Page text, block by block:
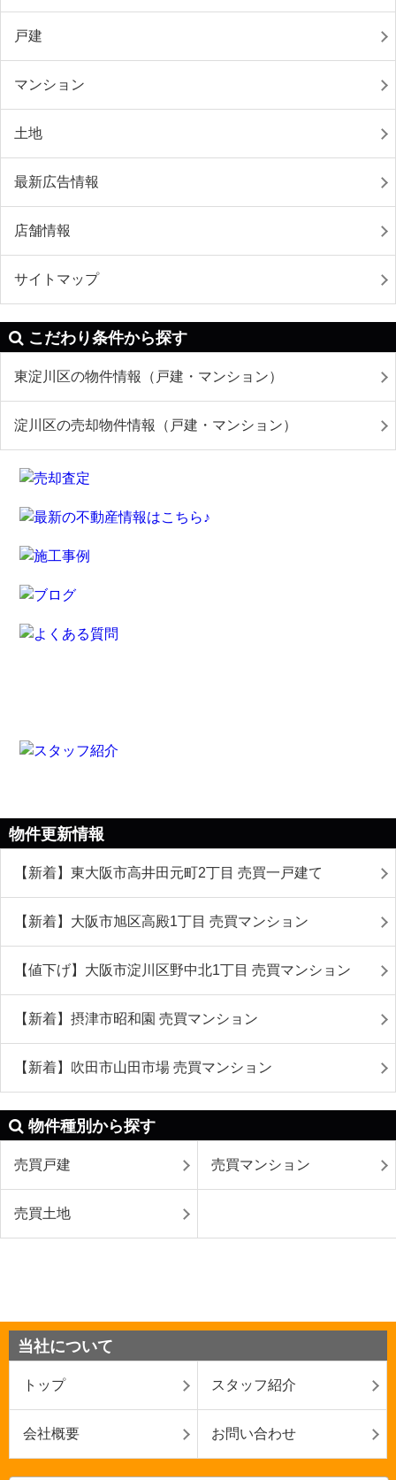
戸建
マンション
土地
最新広告情報
店舗情報
サイトマップ
こだわり条件から探す
東淀川区の物件情報（戸建・マンション）
淀川区の売却物件情報（戸建・マンション）
物件更新情報
【新着】東大阪市高井田元町2丁目 売買一戸建て
【新着】大阪市旭区高殿1丁目 売買マンション
【値下げ】大阪市淀川区野中北1丁目 売買マンション
【新着】摂津市昭和園 売買マンション
【新着】吹田市山田市場 売買マンション
物件種別から探す
売買戸建 売買マンション
売買土地
当社について
トップ スタッフ紹介
会社概要 お問い合わせ